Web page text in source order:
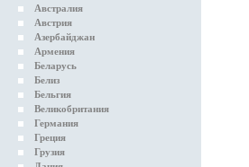
Австралия
Австрия
Азербайджан
Армения
Беларусь
Белиз
Бельгия
Великобритания
Германия
Греция
Грузия